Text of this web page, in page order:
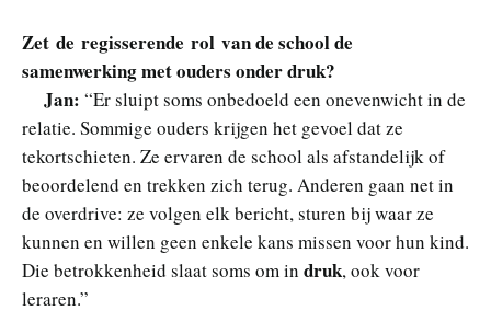
Zet de regisserende rol van de school de
samenwerking met ouders onder druk?
Jan: “Er sluipt soms onbedoeld een onevenwicht in de
relatie. Sommige ouders krijgen het gevoel dat ze
tekortschieten. Ze ervaren de school als afstandelijk of
beoordelend en trekken zich terug. Anderen gaan net in
de overdrive: ze volgen elk bericht, sturen bij waar ze
kunnen en willen geen enkele kans missen voor hun kind.
Die betrokkenheid slaat soms om in druk, ook voor
leraren.”